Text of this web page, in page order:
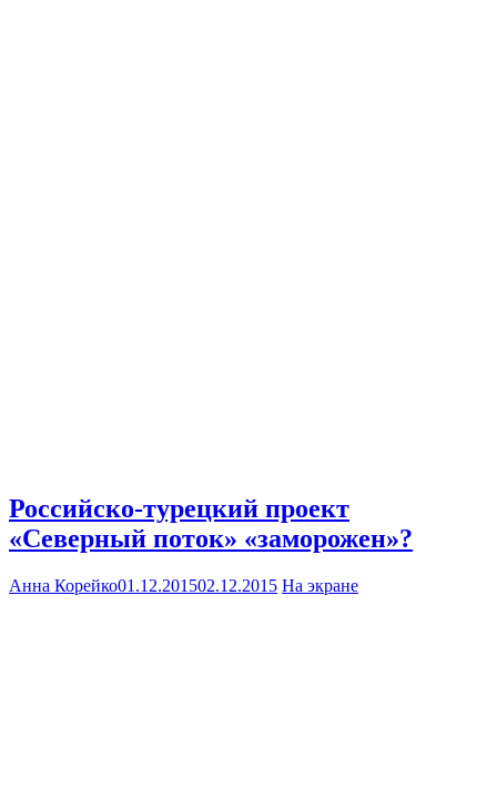
Российско-турецкий проект
«Северный поток» «заморожен»?
Анна Корейко01.12.201502.12.2015 На экране